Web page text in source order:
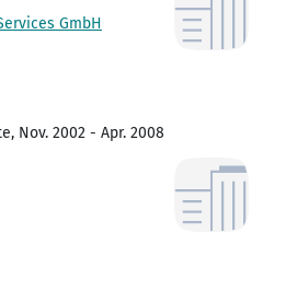
GmbH
Nov. 2002 - Apr. 2008